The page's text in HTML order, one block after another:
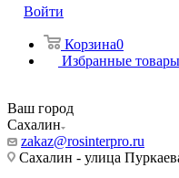
Войти
Корзина0
Избранные товары
Ваш город
Сахалин
zakaz@rosinterpro.ru
Сахалин - улица